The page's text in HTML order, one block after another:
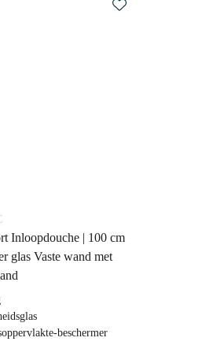
Inloopdouche | 100 cm
glas Vaste wand met
beschermer